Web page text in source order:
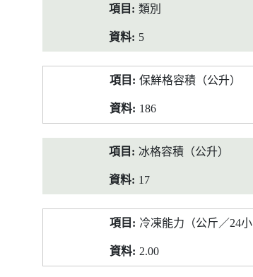
類別
5
保鮮格容積（公升）
186
冰格容積（公升）
17
冷凍能力（公斤／24小
2.00